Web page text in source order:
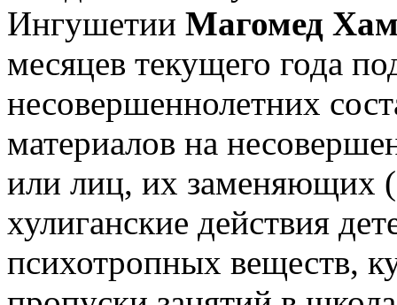
Ингушетии Магомед
месяцев текущего года
несовершеннолетних
материалов на
или лиц, их заменяющих
хулиганские действия
психотропных веществ,